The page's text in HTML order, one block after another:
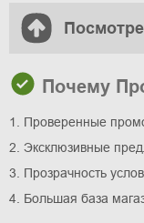
Почему
1. Проверенные
2. Эксклюзивные
3. Прозрачность
4. Большая база